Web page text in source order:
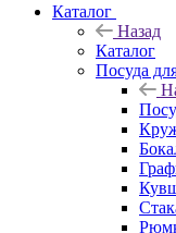
Каталог
Назад
Каталог
Посуда